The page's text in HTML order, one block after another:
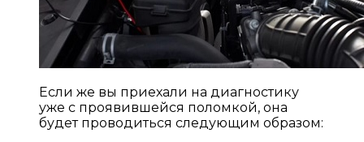
Если же вы приехали на диагностику
уже с проявившейся поломкой, она
будет проводиться следующим образом: